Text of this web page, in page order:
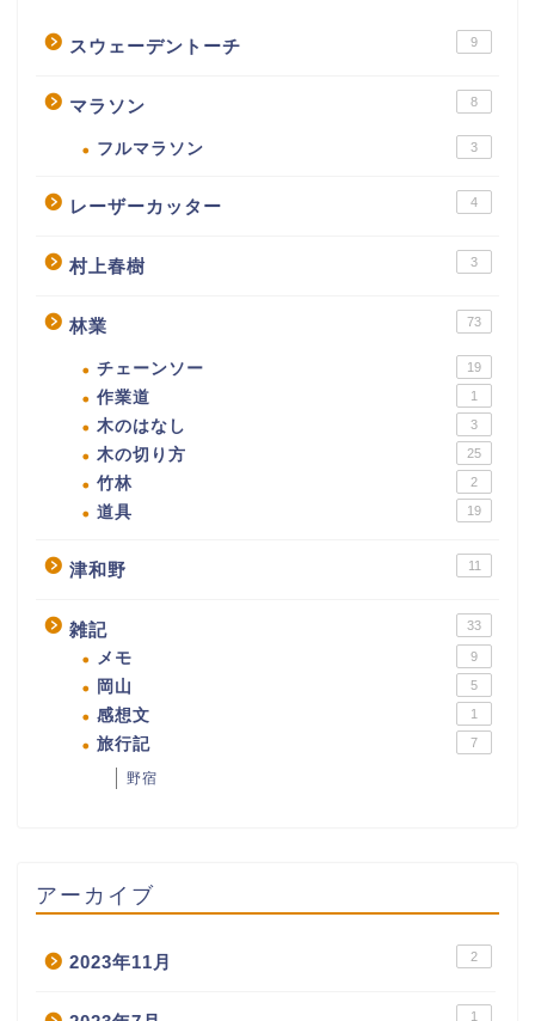
スウェーデントーチ 9
マラソン 8
フルマラソン 3
レーザーカッター 4
村上春樹 3
林業 73
チェーンソー 19
作業道 1
木のはなし 3
木の切り方 25
竹林 2
道具 19
津和野 11
雑記 33
メモ 9
岡山 5
感想文 1
旅行記 7
野宿
アーカイブ
2023年11月 2
1